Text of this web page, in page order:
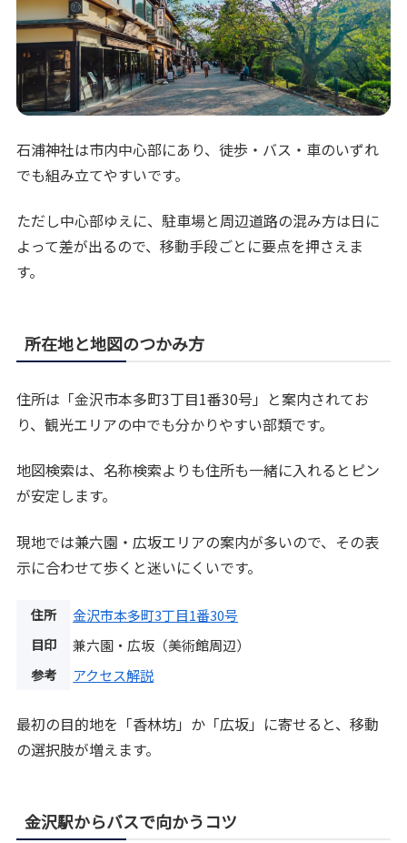
石浦神社は市内中心部にあり、徒歩・バス・車のいずれ
でも組み立てやすいです。
ただし中心部ゆえに、駐車場と周辺道路の混み方は日に
よって差が出るので、移動手段ごとに要点を押さえま
す。
所在地と地図のつかみ方
住所は「金沢市本多町3丁目1番30号」と案内されてお
り、観光エリアの中でも分かりやすい部類です。
地図検索は、名称検索よりも住所も一緒に入れるとピン
が安定します。
現地では兼六園・広坂エリアの案内が多いので、その表
示に合わせて歩くと迷いにくいです。
住所 金沢市本多町3丁目1番30号
目印 兼六園・広坂（美術館周辺）
参考 アクセス解説
最初の目的地を「香林坊」か「広坂」に寄せると、移動
の選択肢が増えます。
金沢駅からバスで向かうコツ